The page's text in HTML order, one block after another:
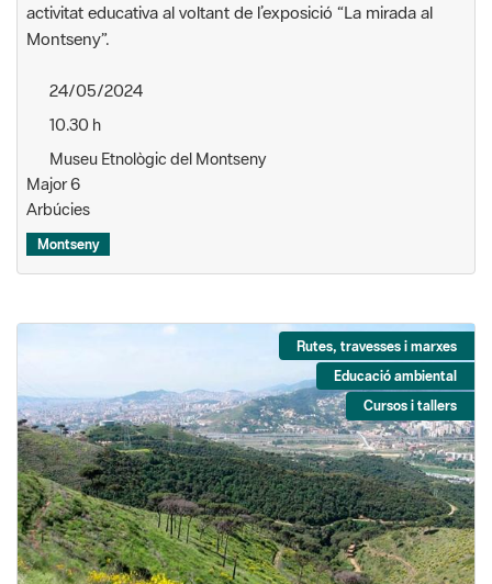
activitat educativa al voltant de l’exposició “La mirada al
Montseny”.
24/05/2024
10.30 h
Museu Etnològic del Montseny
Major 6
Arbúcies
Montseny
Rutes, travesses i marxes
Educació ambiental
Cursos i tallers